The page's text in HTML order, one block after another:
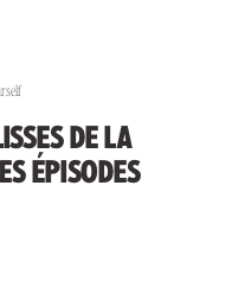
DE LA
ÉPISODES